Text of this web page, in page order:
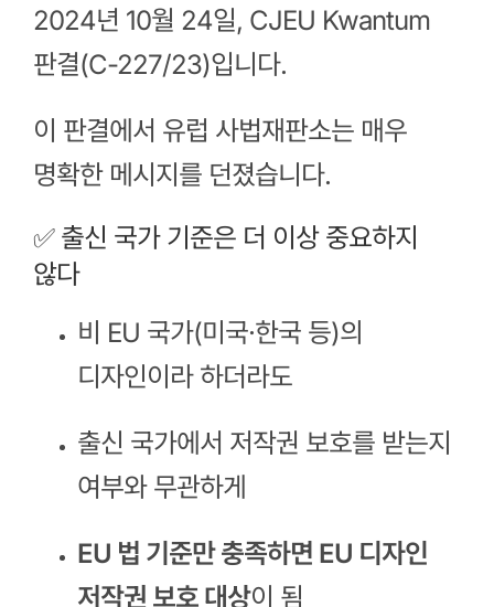
2024년 10월 24일, CJEU Kwantum
판결(C-227/23)입니다.
이 판결에서 유럽 사법재판소는 매우
명확한 메시지를 던졌습니다.
✅ 출신 국가 기준은 더 이상 중요하지
않다
비 EU 국가(미국·한국 등)의
디자인이라 하더라도
출신 국가에서 저작권 보호를 받는지
여부와 무관하게
EU 법 기준만 충족하면 EU 디자인
저작권 보호 대상이 됨